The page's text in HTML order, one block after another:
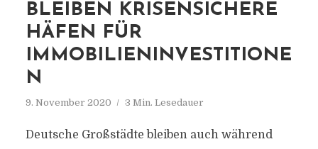
BLEIBEN KRISENSICHERE
HÄFEN FÜR
IMMOBILIENINVESTITIONE
N
9. November 2020 3 Min. Lesedauer
Deutsche Großstädte bleiben auch während